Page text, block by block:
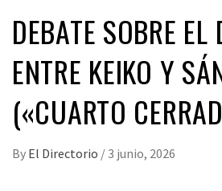
DEBATE SOBRE EL
ENTRE KEIKO Y
(«CUARTO
By El Directorio / 3 junio, 2026